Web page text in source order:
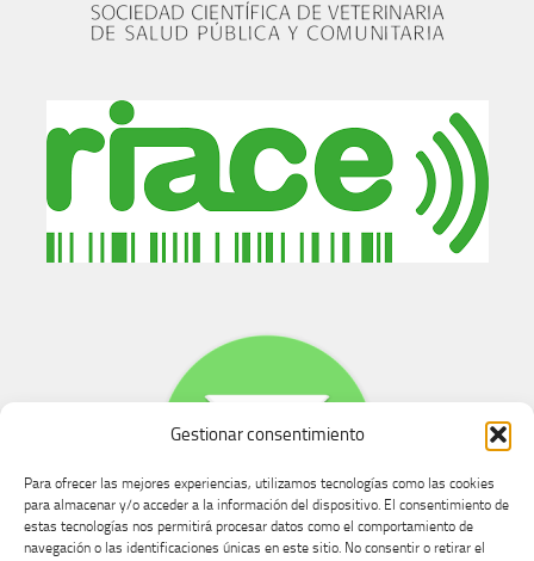
Gestionar consentimiento
Para ofrecer las mejores experiencias, utilizamos tecnologías como las cookies
para almacenar y/o acceder a la información del dispositivo. El consentimiento de
estas tecnologías nos permitirá procesar datos como el comportamiento de
navegación o las identificaciones únicas en este sitio. No consentir o retirar el